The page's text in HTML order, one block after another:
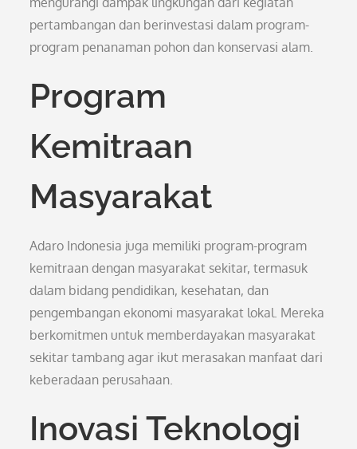
pertambangan dan berinvestasi dalam program-
program penanaman pohon dan konservasi alam.
Program
Kemitraan
Masyarakat
Adaro Indonesia juga memiliki program-program
kemitraan dengan masyarakat sekitar, termasuk
dalam bidang pendidikan, kesehatan, dan
pengembangan ekonomi masyarakat lokal. Mereka
berkomitmen untuk memberdayakan masyarakat
sekitar tambang agar ikut merasakan manfaat dari
keberadaan perusahaan.
Inovasi Teknologi